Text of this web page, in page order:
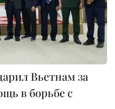
Вьетнам за
в борьбе с